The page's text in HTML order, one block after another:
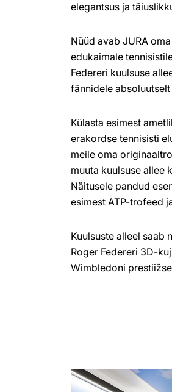
elegantsus ja
Nüüd avab JURA
edukaimale
Federeri kuulsuse
fännidele
Külasta esimest
erakordse tennisisti
meile oma
muuta kuulsuse allee
Näitusele pandud
esimest ATP-trofeed
Kuulsuste alleel saab
Roger Federeri 3D-
Wimbledoni